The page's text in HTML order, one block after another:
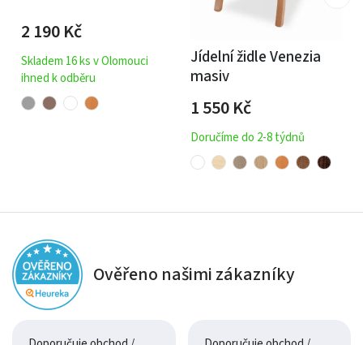
2 190Kč
Skladem 16 ks v Olomouci
ihned k odběru
Jídelní židle Venezia
masiv
1 550Kč
Doručíme do 2-8 týdnů
Ověřeno našimi zákazníky